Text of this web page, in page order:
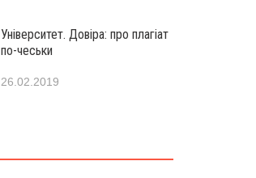
Університет. Довіра: про плагіат
по-чеськи
26.02.2019